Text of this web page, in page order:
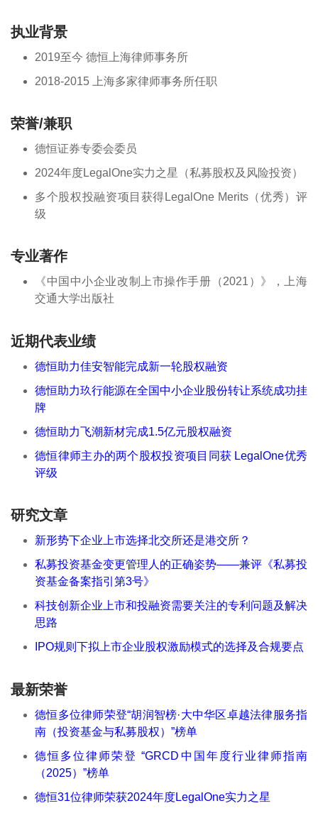
执业背景
2019至今 德恒上海律师事务所
2018-2015 上海多家律师事务所任职
荣誉/兼职
德恒证券专委会委员
2024年度LegalOne实力之星（私募股权及风险投资）
多个股权投融资项目获得LegalOne Merits（优秀）评
级
专业著作
《中国中小企业改制上市操作手册（2021）》，上海
交通大学出版社
近期代表业绩
德恒助力佳安智能完成新一轮股权融资
德恒助力玖行能源在全国中小企业股份转让系统成功挂
牌
德恒助力飞潮新材完成1.5亿元股权融资
德恒律师主办的两个股权投资项目同获 LegalOne优秀
评级
研究文章
新形势下企业上市选择北交所还是港交所？
私募投资基金变更管理人的正确姿势——兼评《私募投
资基金备案指引第3号》
科技创新企业上市和投融资需要关注的专利问题及解决
思路
IPO规则下拟上市企业股权激励模式的选择及合规要点
最新荣誉
德恒多位律师荣登“胡润智榜·大中华区卓越法律服务指
南（投资基金与私募股权）”榜单
德恒多位律师荣登 “GRCD中国年度行业律师指南
（2025）”榜单
德恒31位律师荣获2024年度LegalOne实力之星